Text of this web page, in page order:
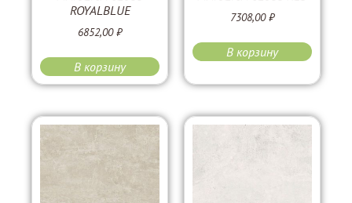
ROYALBLUE
6852,00₽
В корзину
7308,00₽
В корзину